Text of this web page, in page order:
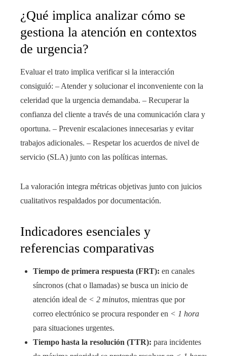
¿Qué implica analizar cómo se
gestiona la atención en contextos
de urgencia?
Evaluar el trato implica verificar si la interacción
consiguió: – Atender y solucionar el inconveniente con la
celeridad que la urgencia demandaba. – Recuperar la
confianza del cliente a través de una comunicación clara y
oportuna. – Prevenir escalaciones innecesarias y evitar
trabajos adicionales. – Respetar los acuerdos de nivel de
servicio (SLA) junto con las políticas internas.
La valoración integra métricas objetivas junto con juicios
cualitativos respaldados por documentación.
Indicadores esenciales y
referencias comparativas
Tiempo de primera respuesta (FRT): en canales
síncronos (chat o llamadas) se busca un inicio de
atención ideal de < 2 minutos, mientras que por
correo electrónico se procura responder en < 1 hora
para situaciones urgentes.
Tiempo hasta la resolución (TTR): para incidentes